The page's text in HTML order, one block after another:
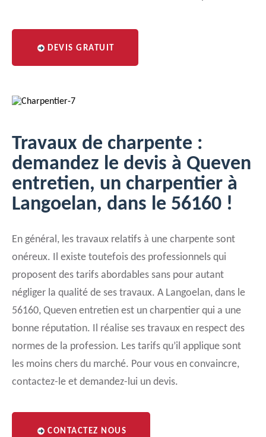
DEVIS GRATUIT
Travaux de charpente :
demandez le devis à Queven
entretien, un charpentier à
Langoelan, dans le 56160 !
En général, les travaux relatifs à une charpente sont
onéreux. Il existe toutefois des professionnels qui
proposent des tarifs abordables sans pour autant
négliger la qualité de ses travaux. A Langoelan, dans le
56160, Queven entretien est un charpentier qui a une
bonne réputation. Il réalise ses travaux en respect des
normes de la profession. Les tarifs qu’il applique sont
les moins chers du marché. Pour vous en convaincre,
contactez-le et demandez-lui un devis.
CONTACTEZ NOUS